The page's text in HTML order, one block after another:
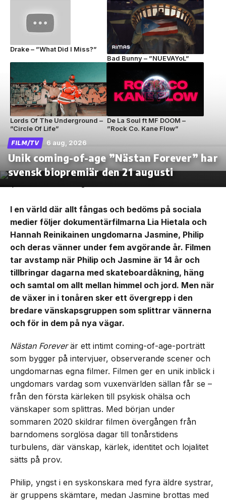
Drake – ”What Did I Miss?”
Bad Bunny – ”NUEVAYoL”
Lords Of The Underground –
”Circle Of Life”
De La Soul ft MF DOOM –
”Rock Co. Kane Flow”
FILM/TV 6 aug, 2026
Unik coming-of-age ”Nästan Forever” har
svensk biopremiär den 21 augusti
I en värld där allt fångas och bedöms på sociala
medier följer dokumentärfilmarna Lia Hietala och
Hannah Reinikainen ungdomarna Jasmine, Philip
och deras vänner under fem avgörande år. Filmen
tar avstamp när Philip och Jasmine är 14 år och
tillbringar dagarna med skateboardåkning, häng
och samtal om allt mellan himmel och jord. Men när
de växer in i tonåren sker ett övergrepp i den
bredare vänskapsgruppen som splittrar vännerna
och för in dem på nya vägar.
Nästan Foreverär ett intimt coming-of-age-porträtt
som bygger på intervjuer, observerande scener och
ungdomarnas egna filmer. Filmen ger en unik inblick i
ungdomars vardag som vuxenvärlden sällan får se –
från den första kärleken till psykisk ohälsa och
vänskaper som splittras. Med början under
sommaren 2020 skildrar filmen övergången från
barndomens sorglösa dagar till tonårstidens
turbulens, där vänskap, kärlek, identitet och lojalitet
sätts på prov.
Philip, yngst i en syskonskara med fyra äldre systrar,
är gruppens skämtare, medan Jasmine brottas med